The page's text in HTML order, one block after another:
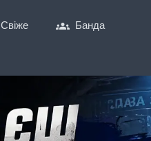
Свіже groups Банда